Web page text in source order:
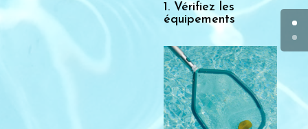
1. Vérifiez les
équipements